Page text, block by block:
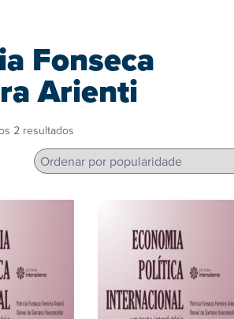
Fonseca
Arienti
2 resultados
popularidade